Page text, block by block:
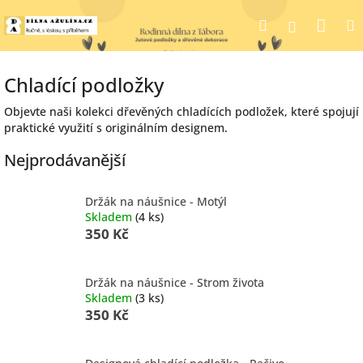
na
obsah
Hledat
Chladící podložky
Objevte naši kolekci dřevěných chladících podložek, které spojují
praktické využití s originálním designem.
Nejprodávanější
Držák na náušnice - Motýl
Skladem (4 ks)
350 Kč
Držák na náušnice - Strom života
Skladem (3 ks)
350 Kč